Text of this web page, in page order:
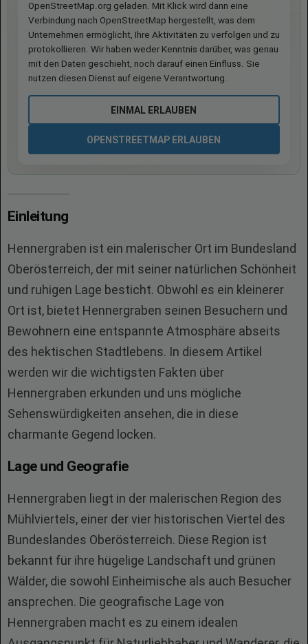
OpenStreetMap.org geladen. Mit Klick wird dann eine
Verbindung nach OpenStreetMap hergestellt, was dem
Unternehmen ermöglicht, Ihre Aktivitäten zu verfolgen und zu
protokollieren. Wir haben weder Kenntnis darüber, was genau
mit den Daten geschieht, noch darauf einen Einfluss. Sie
nutzen diesen Dienst auf eigene Verantwortung.
EINMAL ERLAUBEN
OPENSTREETMAP ERLAUBEN
Einleitung
Hennergraben ist ein malerischer Ort im Bundesland
Oberösterreich, der mit seiner natürlichen Schönheit
und ruhigen Lage besticht. Obwohl es ein kleinerer
Ort ist, bietet Hennergraben seinen Besuchern und
Bewohnern eine entspannte Atmosphäre abseits
des hektischen Stadtlebens. In diesem Artikel
werden wir die wichtigsten Fakten über
Hennergraben erkunden und uns mögliche
Sehenswürdigkeiten ansehen, die in diese
charmante Gegend locken.
Lage und Geografie
Hennergraben liegt in der malerischen Region des
Mühlviertels, einer der vier historischen Viertel des
Bundeslandes Oberösterreich. Diese Region ist
bekannt für ihre hügelige Landschaft und grünen
Wälder, die sowohl Einheimische als auch Besucher
ansprechen. Die geografische Lage von
Hennergraben macht es zu einem idealen